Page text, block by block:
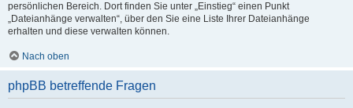
persönlichen Bereich. Dort finden Sie unter „Einstieg“ einen Punkt
„Dateianhänge verwalten“, über den Sie eine Liste Ihrer Dateianhänge
erhalten und diese verwalten können.
Nach oben
phpBB betreffende Fragen